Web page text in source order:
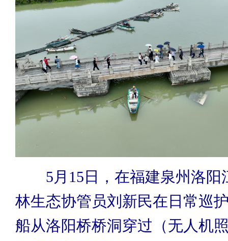
5月15日，在福建泉州洛阳
林生态协管员刘新民在日常巡
船从洛阳桥桥洞穿过（无人机